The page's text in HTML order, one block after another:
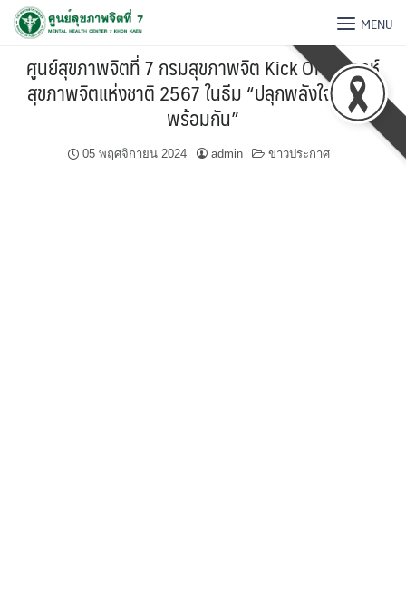
MENU
ศูนย์สุขภาพจิตที่ 7 กรมสุขภาพจิต Kick Off สัปดาห์
สุขภาพจิตแห่งชาติ 2567 ในธีม “ปลุกพลังใจ ก้าวไป
พร้อมกัน”
05 พฤศจิกายน 2024 admin ข่าวประกาศ